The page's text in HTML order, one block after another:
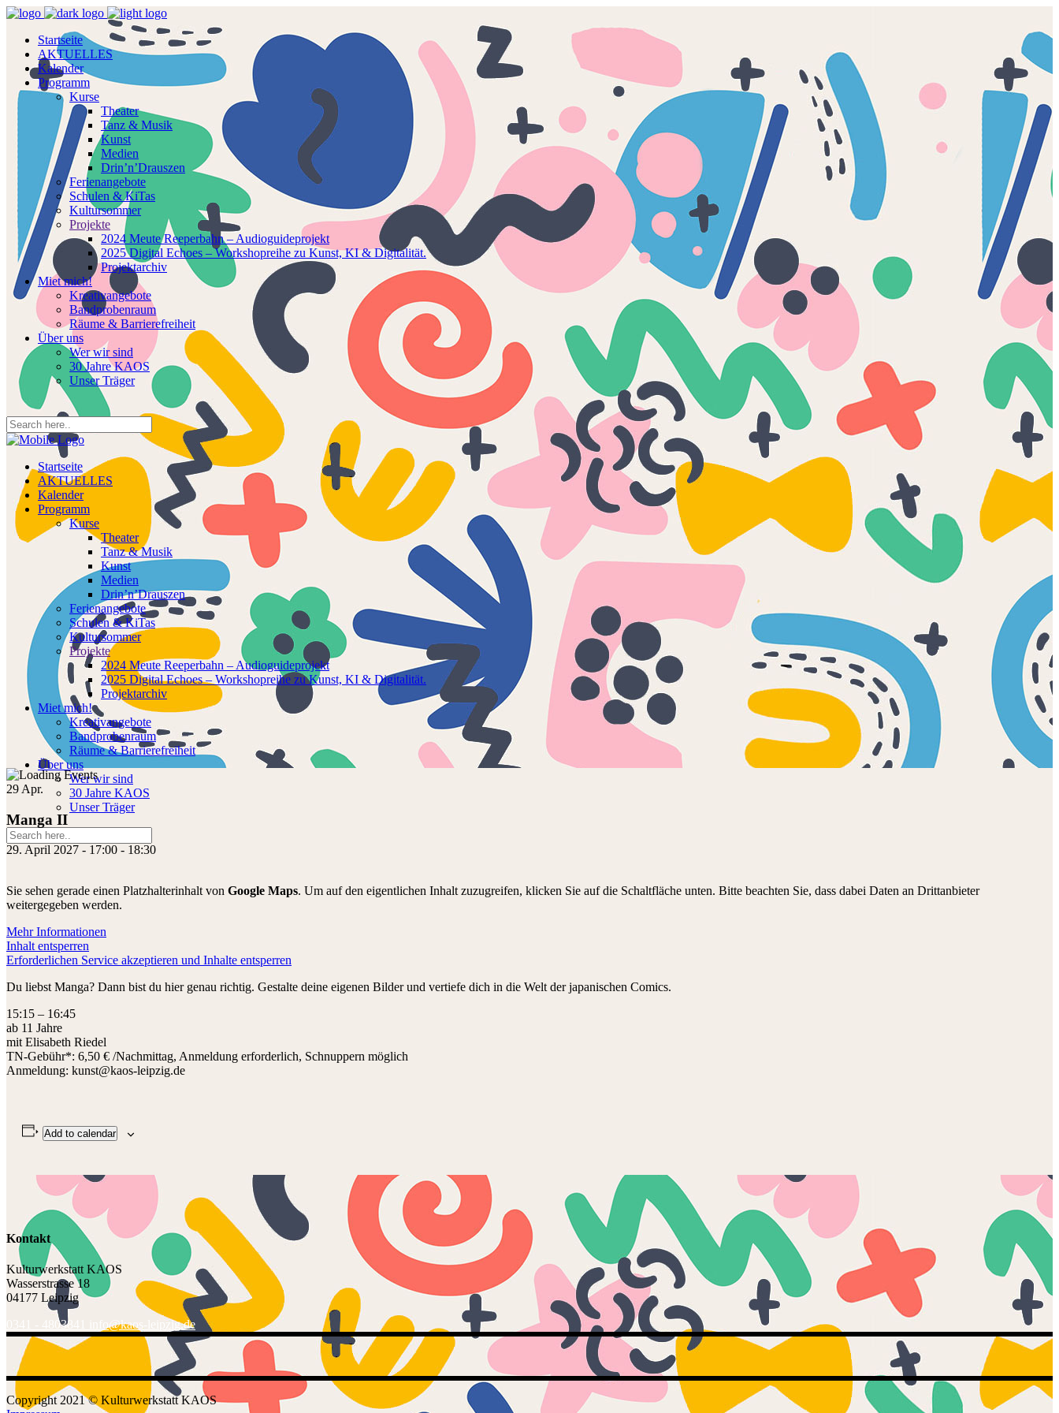
Startseite
AKTUELLES
Kalender
Programm
Kurse
Theater
Tanz & Musik
Kunst
Medien
Drin’n’Drauszen
Ferienangebote
Schulen & KiTas
Kultursommer
Projekte
2024 Meute Reeperbahn – Audioguideprojekt
2025 Digital Echoes – Workshopreihe zu Kunst, KI & Digitalität.
Projektarchiv
Miet mich!
Kreativangebote
Bandprobenraum
Räume & Barrierefreiheit
Über uns
Wer wir sind
30 Jahre KAOS
Unser Träger
Startseite
AKTUELLES
Kalender
Programm
Kurse
Theater
Tanz & Musik
Kunst
Medien
Drin’n’Drauszen
Ferienangebote
Schulen & KiTas
Kultursommer
Projekte
2024 Meute Reeperbahn – Audioguideprojekt
2025 Digital Echoes – Workshopreihe zu Kunst, KI & Digitalität.
Projektarchiv
Miet mich!
Kreativangebote
Bandprobenraum
Räume & Barrierefreiheit
Über uns
Wer wir sind
30 Jahre KAOS
Unser Träger
29 Apr.
Manga II
29. April 2027 - 17:00 - 18:30
Sie sehen gerade einen Platzhalterinhalt von Google Maps. Um auf den eigentlichen Inhalt zuzugreifen, klicken Sie auf die Schaltfläche unten. Bitte beachten Sie, dass dabei Daten an Drittanbieter
weitergegeben werden.
Mehr Informationen
Inhalt entsperren
Erforderlichen Service akzeptieren und Inhalte entsperren
Du liebst Manga? Dann bist du hier genau richtig. Gestalte deine eigenen Bilder und vertiefe dich in die Welt der japanischen Comics.
15:15 – 16:45
ab 11 Jahre
mit Elisabeth Riedel
TN-Gebühr*: 6,50 € /Nachmittag, Anmeldung erforderlich, Schnuppern möglich
Anmeldung: kunst@kaos-leipzig.de
Add to calendar
Kontakt
Kulturwerkstatt KAOS
Wasserstrasse 18
04177 Leipzig
0341 - 4803841
info@kaos-leipzig.de
Copyright 2021 © Kulturwerkstatt KAOS